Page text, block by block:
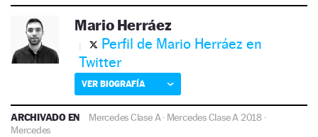
Mario Herráez
Perfil de Mario Herráez en
Twitter
VER BIOGRAFÍA
ARCHIVADO EN Mercedes Clase A· Mercedes Clase A 2018·
Mercedes